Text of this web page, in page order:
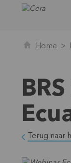
Home
Terug naar